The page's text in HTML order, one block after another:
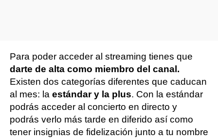
Para poder acceder al streaming tienes que
darte de alta como miembro del canal.
Existen dos categorías diferentes que caducan
al mes: la estándar y la plus. Con la estándar
podrás acceder al concierto en directo y
podrás verlo más tarde en diferido así como
tener insignias de fidelización junto a tu nombre